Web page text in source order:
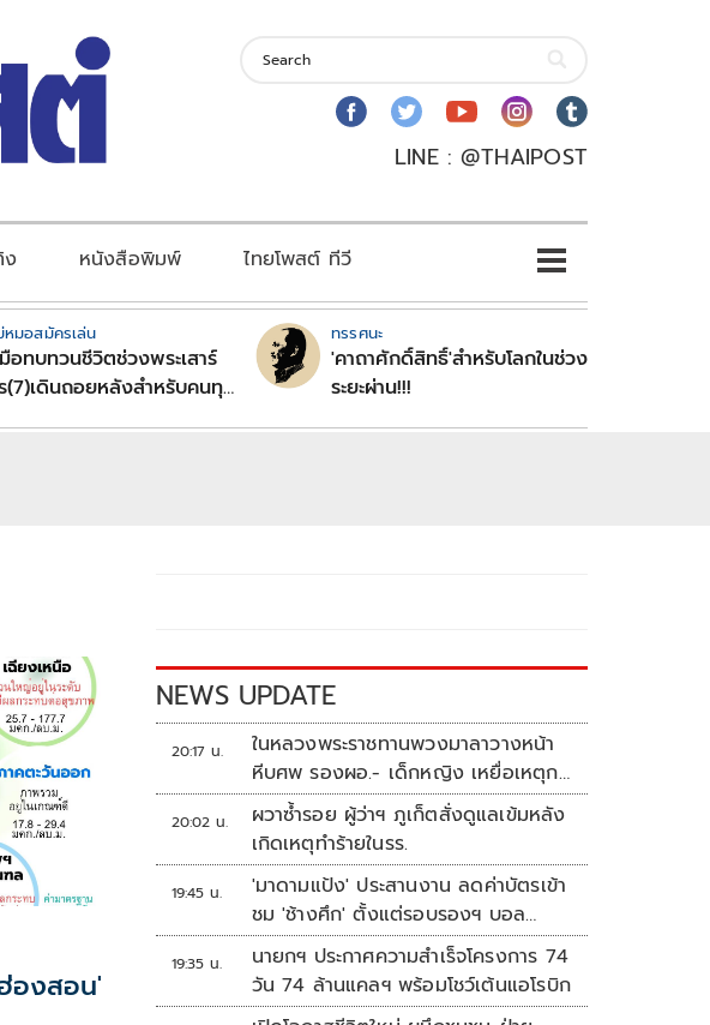
LINE : @THAIPOST
ง หนังสือพิมพ์ ไทยโพสต์ ทีวี
หมอสมัครเล่น
อทบทวนชีวิตช่วงพระเสาร์
(7)เดินถอยหลังสำหรับคนทุก
ทรรศนะ
'คาถาศักดิ์สิทธิ์'สำหรับโลกในช่วง
ระยะผ่าน!!!
องสอน'
NEWS UPDATE
20:17 น.
ในหลวงพระราชทานพวงมาลาวางหน้า
หีบศพ รองผอ.- เด็กหญิง เหยื่อเหตุก
ราดยิง
20:02 น.
ผวาซ้ำรอย ผู้ว่าฯ ภูเก็ตสั่งดูแลเข้มหลัง
เกิดเหตุทำร้ายในรร.
19:45 น.
'มาดามแป้ง' ประสานงาน ลดค่าบัตรเข้า
ชม 'ช้างศึก' ตั้งแต่รอบรองฯ บอล
อาเซียน
19:35 น.
นายกฯ ประกาศความสำเร็จโครงการ 74
วัน 74 ล้านแคลฯ พร้อมโชว์เต้นแอโรบิก